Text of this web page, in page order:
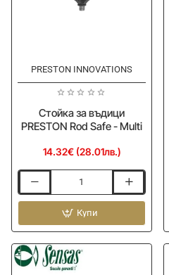
PRESTON INNOVATIONS
Стойка за въдици
PRESTON Rod Safe - Multi
14.32€ (28.01лв.)
за
PRESTON
Rod
Safe
-
Купи